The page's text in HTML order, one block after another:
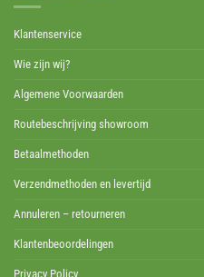
Klantenservice
Wie zijn wij?
Algemene Voorwaarden
Routebeschrijving showroom
Betaalmethoden
Verzendmethoden en levertijd
Annuleren – retourneren
Klantenbeoordelingen
Privacy Policy